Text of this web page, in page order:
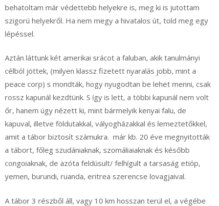
behatoltam már védettebb helyekre is, meg ki is jutottam
szigorú helyekről. Ha nem megy a hivatalos út, told meg egy
lépéssel.
Aztán láttunk két amerikai srácot a faluban, akik tanulmányi
célból jöttek, (milyen klassz fizetett nyaralás jobb, mint a
peace corp) s mondták, hogy nyugodtan be lehet menni, csak
rossz kapunál kezdtünk. S így is lett, a többi kapunál nem volt
őr, hanem úgy nézett ki, mint bármelyik kenyai falu, de
kapuval, illetve földutakkal, vályogházakkal és lemeztetőkkel,
amit a tábor biztosít számukra. már kb. 20 éve megnyitották
a tábort, főleg szudániaknak, szomáliaiaknak és később
congoiaknak, de azóta feldúsult/ felhígult a tarsaság etióp,
yemen, burundi, ruanda, eritrea szerencse lovagjaival.
A tábor 3 részből áll, vagy 10 km hosszan terül el, a végébe